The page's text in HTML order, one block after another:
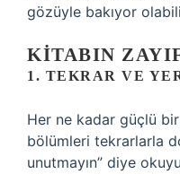
gözüyle bakıyor
KITABIN
1. TEKRAR VE
Her ne kadar güçlü bir
bölümleri tekrarlarla
unutmayın” diye